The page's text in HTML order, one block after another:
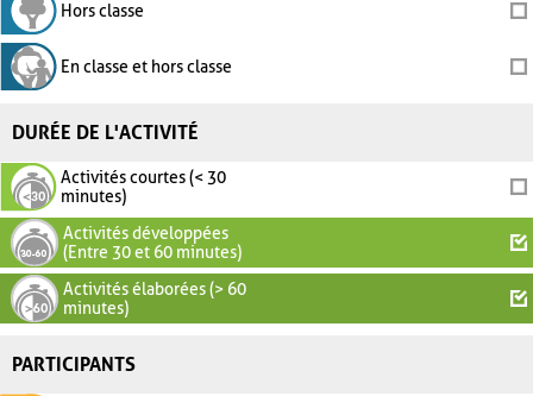
Hors classe
En classe et hors classe
DURÉE DE L'ACTIVITÉ
Activités courtes (< 30
minutes)
Activités développées
(Entre 30 et 60 minutes)
Activités élaborées (> 60
minutes)
PARTICIPANTS